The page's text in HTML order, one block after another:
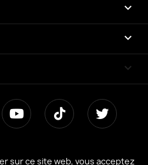
sur ce site web, vous acceptez


keyboard_arrow_down
sur ce site web, vous acceptez